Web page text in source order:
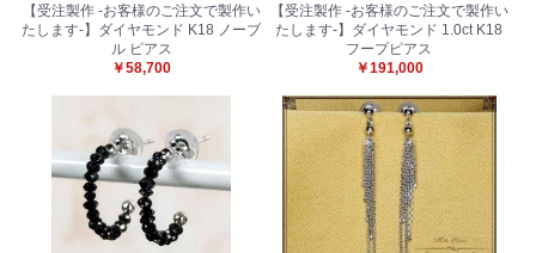
【受注製作 -お客様のご注文で製作い
たします-】ダイヤモンド K18 ノーブ
ル ピアス
￥58,700
【受注製作 -お客様のご注文で製作い
たします-】ダイヤモンド 1.0ct K18
フープピアス
￥191,000
お買い物を続ける カートへ進む